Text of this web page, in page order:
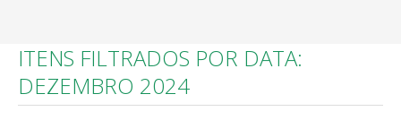
ITENS FILTRADOS POR DATA:
DEZEMBRO 2024